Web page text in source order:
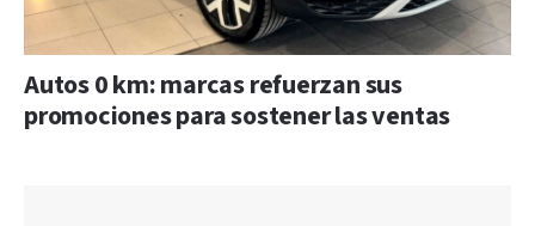
Autos 0 km: marcas refuerzan sus
promociones para sostener las ventas